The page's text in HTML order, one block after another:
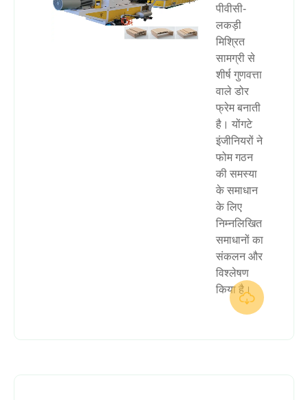
पीवीसी-
लकड़ी
मिश्रित
सामग्री से
शीर्ष गुणवत्ता
वाले डोर
फ्रेम बनाती
है। योंगटे
इंजीनियरों ने
फोम गठन
की समस्या
के समाधान
के लिए
निम्नलिखित
समाधानों का
संकलन और
विश्लेषण
किया है।
